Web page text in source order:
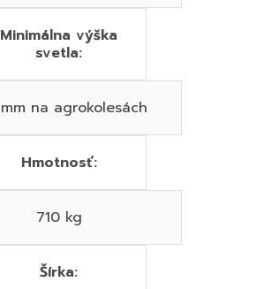
Minimálna výška
svetla:
na agrokolesách
Hmotnosť:
710 kg
Šírka: